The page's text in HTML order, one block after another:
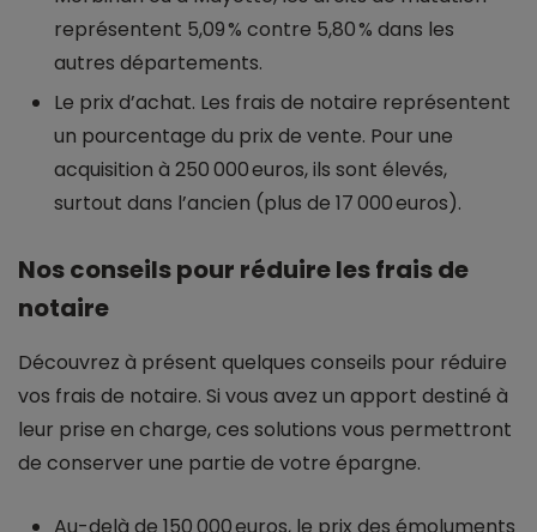
représentent 5,09 % contre 5,80 % dans les
autres départements.
Le prix d’achat. Les frais de notaire représentent
un pourcentage du prix de vente. Pour une
acquisition à 250 000 euros, ils sont élevés,
surtout dans l’ancien (plus de 17 000 euros).
Nos conseils pour réduire les frais de
notaire
Découvrez à présent quelques conseils pour réduire
vos frais de notaire. Si vous avez un apport destiné à
leur prise en charge, ces solutions vous permettront
de conserver une partie de votre épargne.